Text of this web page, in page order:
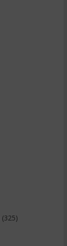
(325)